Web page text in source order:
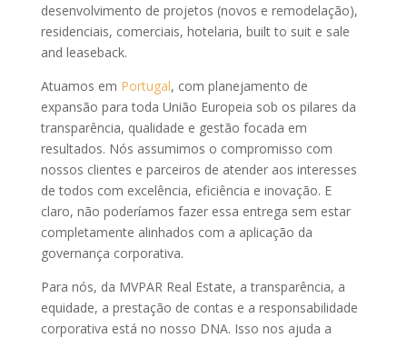
desenvolvimento de projetos (novos e remodelação),
residenciais, comerciais, hotelaria, built to suit e sale
and leaseback.
Atuamos em Portugal, com planejamento de
expansão para toda União Europeia sob os pilares da
transparência, qualidade e gestão focada em
resultados. Nós assumimos o compromisso com
nossos clientes e parceiros de atender aos interesses
de todos com excelência, eficiência e inovação. E
claro, não poderíamos fazer essa entrega sem estar
completamente alinhados com a aplicação da
governança corporativa.
Para nós, da MVPAR Real Estate, a transparência, a
equidade, a prestação de contas e a responsabilidade
corporativa está no nosso DNA. Isso nos ajuda a